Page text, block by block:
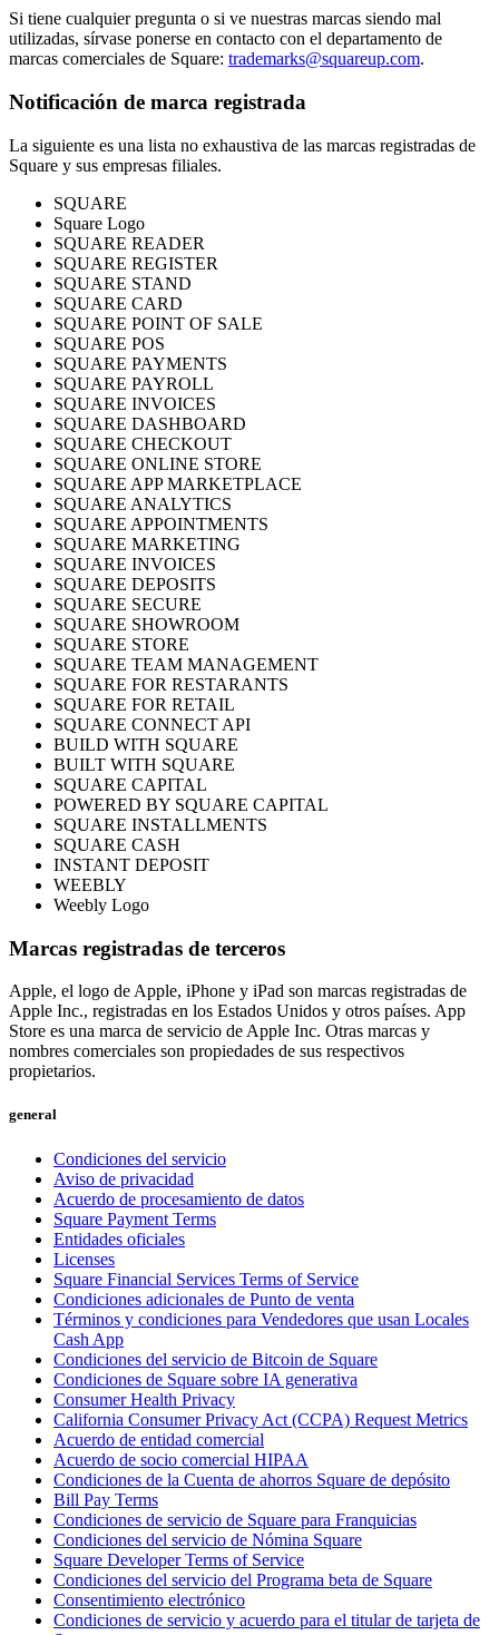
Destaca tu marca
Automatiza y ahorra tiempo
Terminal
Register
Stand
Kiosk
Reader sin contacto y chip
Reader banda magnética
Accesorios
Kits
Ver todo
Descubrir
Resumen de pagos
Punto de venta
PDV para Restaurantes
PDV para Tiendas
PDV de Citas
Facturas
Pedidos en línea
Sitios web
Pedidos en Square Kiosk
Bitcoin
Descubrir
Marketing
Mensajes
Programas de fidelidad
Directorio de clientes
Tarjetas de regalo
Photo Studio
Marketplace
Contratos
Descubrir
Turnos
Nómina
Acceso avanzado
Comunicación del equipo
Descubrir
Servicios Bancarios
Si tiene cualquier pregunta o si ve nuestras marcas siendo mal
utilizadas, sírvase ponerse en contacto con el departamento de
marcas comerciales de Square: trademarks@squareup.com.
Notificación de marca registrada
La siguiente es una lista no exhaustiva de las marcas registradas de
Square y sus empresas filiales.
SQUARE
Square Logo
SQUARE READER
SQUARE REGISTER
SQUARE STAND
SQUARE CARD
SQUARE POINT OF SALE
SQUARE POS
SQUARE PAYMENTS
SQUARE PAYROLL
SQUARE INVOICES
SQUARE DASHBOARD
SQUARE CHECKOUT
SQUARE ONLINE STORE
SQUARE APP MARKETPLACE
SQUARE ANALYTICS
SQUARE APPOINTMENTS
SQUARE MARKETING
SQUARE INVOICES
SQUARE DEPOSITS
SQUARE SECURE
SQUARE SHOWROOM
SQUARE STORE
SQUARE TEAM MANAGEMENT
SQUARE FOR RESTARANTS
SQUARE FOR RETAIL
SQUARE CONNECT API
BUILD WITH SQUARE
BUILT WITH SQUARE
SQUARE CAPITAL
POWERED BY SQUARE CAPITAL
SQUARE INSTALLMENTS
SQUARE CASH
INSTANT DEPOSIT
WEEBLY
Weebly Logo
Marcas registradas de terceros
Apple, el logo de Apple, iPhone y iPad son marcas registradas de
Apple Inc., registradas en los Estados Unidos y otros países. App
Store es una marca de servicio de Apple Inc. Otras marcas y
nombres comerciales son propiedades de sus respectivos
propietarios.
general
Condiciones del servicio
Aviso de privacidad
Acuerdo de procesamiento de datos
Square Payment Terms
Entidades oficiales
Licenses
Square Financial Services Terms of Service
Condiciones adicionales de Punto de venta
Términos y condiciones para Vendedores que usan Locales
Cash App
Condiciones del servicio de Bitcoin de Square
Condiciones de Square sobre IA generativa
Consumer Health Privacy
California Consumer Privacy Act (CCPA) Request Metrics
Acuerdo de entidad comercial
Acuerdo de socio comercial HIPAA
Condiciones de la Cuenta de ahorros Square de depósito
Bill Pay Terms
Condiciones de servicio de Square para Franquicias
Condiciones del servicio de Nómina Square
Square Developer Terms of Service
Condiciones del servicio del Programa beta de Square
Consentimiento electrónico
Condiciones de servicio y acuerdo para el titular de tarjeta de